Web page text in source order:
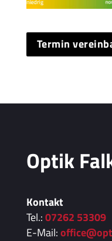
Termin
Optik
Kontakt
Tel.:07262 53309
E-Mail: